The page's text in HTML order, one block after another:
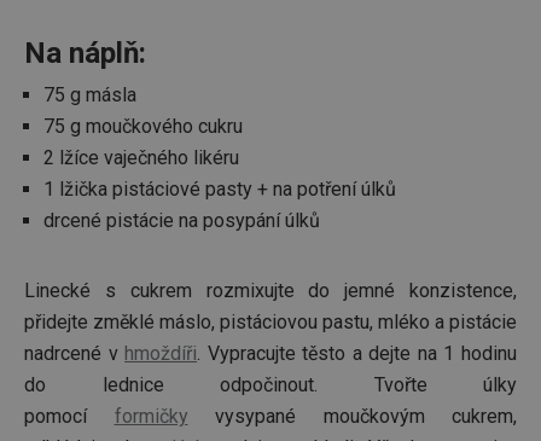
Na náplň:
75 g másla
75 g moučkového cukru
2 lžíce vaječného likéru
1 lžička pistáciové pasty + na potření úlků
drcené pistácie na posypání úlků
Linecké s cukrem rozmixujte do jemné konzistence,
přidejte změklé máslo, pistáciovou pastu, mléko a pistácie
nadrcené v hmoždíři. Vypracujte těsto a dejte na 1 hodinu
do lednice odpočinout. Tvořte úlky
pomocí formičky vysypané moučkovým cukrem,